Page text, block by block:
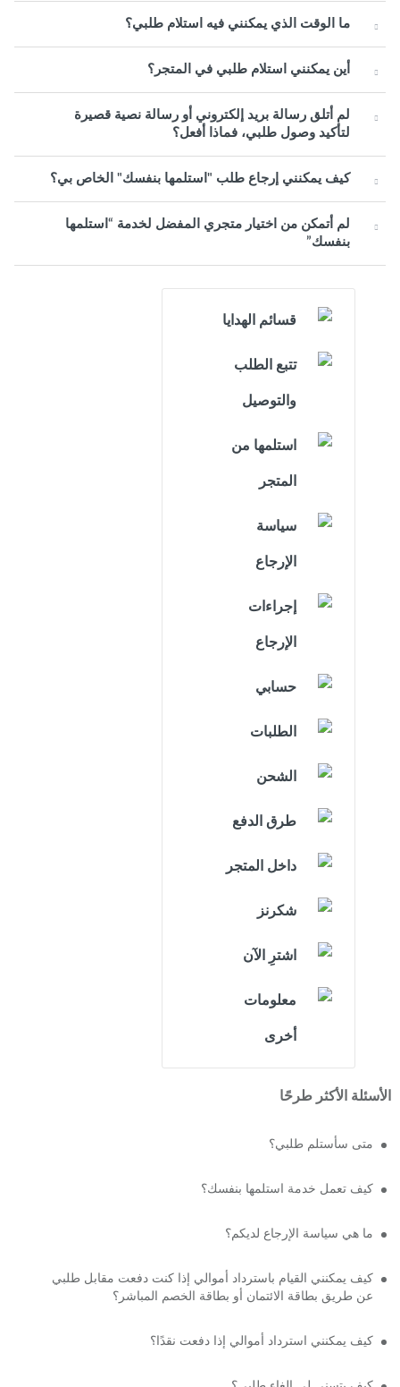
ما الوقت الذي يمكنني فيه استلام طلبي؟
أين يمكنني استلام طلبي في المتجر؟
لم أتلق رسالة بريد إلكتروني أو رسالة نصية قصيرة
لتأكيد وصول طلبي، فماذا أفعل؟
كيف يمكنني إرجاع طلب "استلمها بنفسك" الخاص بي؟
لم أتمكن من اختيار متجري المفضل لخدمة “استلمها
بنفسك”
قسائم الهدايا
تتبع الطلب
والتوصيل
استلمها من
المتجر
سياسة
الإرجاع
إجراءات
الإرجاع
حسابي
الطلبات
الشحن
طرق الدفع
داخل المتجر
شكرنز
اشترِ الآن
معلومات
أخرى
الأسئلة الأكثر طرحًا
متى سأستلم طلبي؟
كيف تعمل خدمة استلمها بنفسك؟
ما هي سياسة الإرجاع لديكم؟
كيف يمكنني القيام باسترداد أموالي إذا كنت دفعت مقابل طلبي
عن طريق بطاقة الائتمان أو بطاقة الخصم المباشر؟
كيف يمكنني استرداد أموالي إذا دفعت نقدًا؟